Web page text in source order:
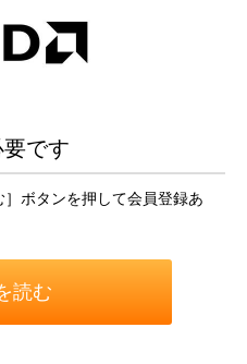
です
ボタンを押して会員登録あ
読む